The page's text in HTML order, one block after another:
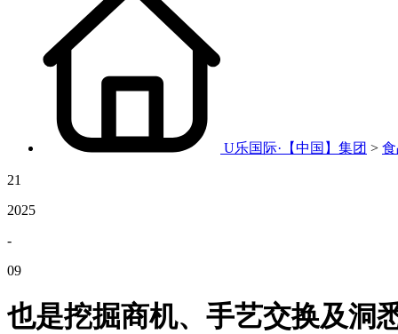
U乐国际·【中国】集团 >
21
2025
-
09
也是挖掘商机、手艺交换及洞